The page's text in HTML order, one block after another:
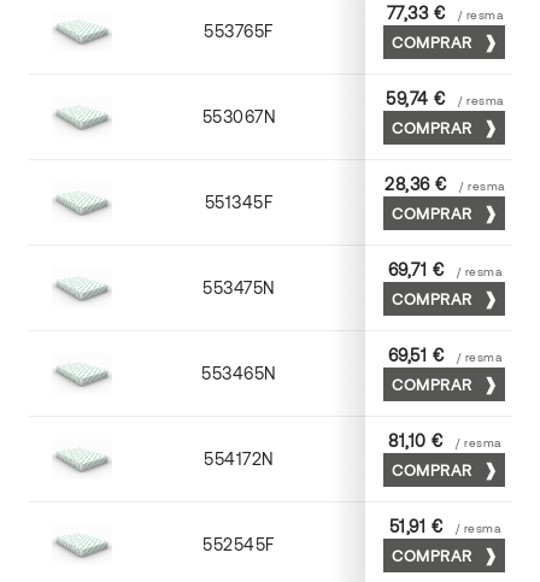
553765F 65 x 90
77,33 € / resma
COMPRAR
553067N 65 x 90
59,74 € / resma
COMPRAR
551345F 45 x 64
28,36 € / resma
COMPRAR
553475N 75 x 53
69,71 € / resma
COMPRAR
553465N 65 x 90
69,51 € / resma
COMPRAR
554172N 70 x 100
81,10 € / resma
COMPRAR
552545F 45 x 64
51,91 € / resma
COMPRAR